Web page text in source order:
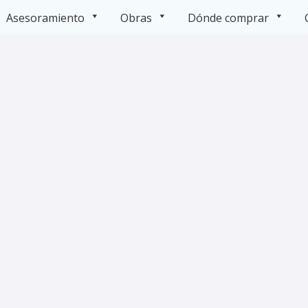
Asesoramiento Obras Dónde comprar